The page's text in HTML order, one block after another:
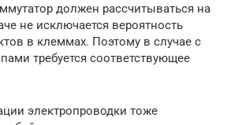
должен рассчитываться на
не исключается вероятность
в клеммах. Поэтому в случае с
требуется соответствующее
электропроводки тоже